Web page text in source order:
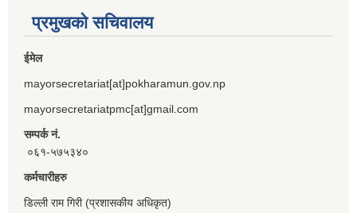
प्रमुखको सचिवालय
ईमेल
mayorsecretariat[at]pokharamun.gov.np
mayorsecretariatpmc[at]gmail.com
सम्पर्क नं.
०६१-५७५३४०
कर्मचारीहरु
डिल्ली राम गिरी (प्रशासकीय अधिकृत)